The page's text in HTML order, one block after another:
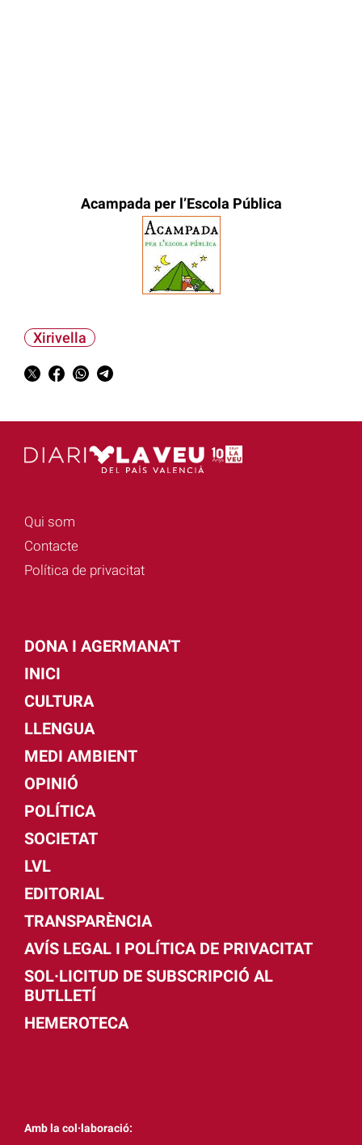
Acampada per l’Escola Pública
Xirivella
Qui som
Contacte
Política de privacitat
DONA I AGERMANA'T
INICI
CULTURA
LLENGUA
MEDI AMBIENT
OPINIÓ
POLÍTICA
SOCIETAT
LVL
EDITORIAL
TRANSPARÈNCIA
AVÍS LEGAL I POLÍTICA DE PRIVACITAT
SOL·LICITUD DE SUBSCRIPCIÓ AL
BUTLLETÍ
HEMEROTECA
Amb la col·laboració: